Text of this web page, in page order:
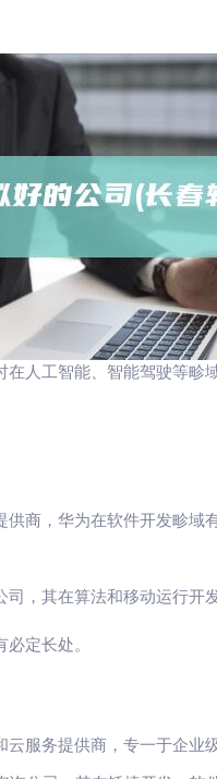
人工智能、智能驾驶等畛
商，华为在软件开发畛域
，其在算法和移动运行开
定长处。
服务提供商，专一于企业